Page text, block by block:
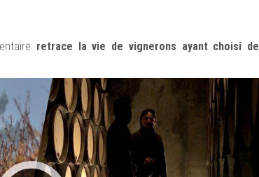
retrace la vie de vignerons ayant choisi de